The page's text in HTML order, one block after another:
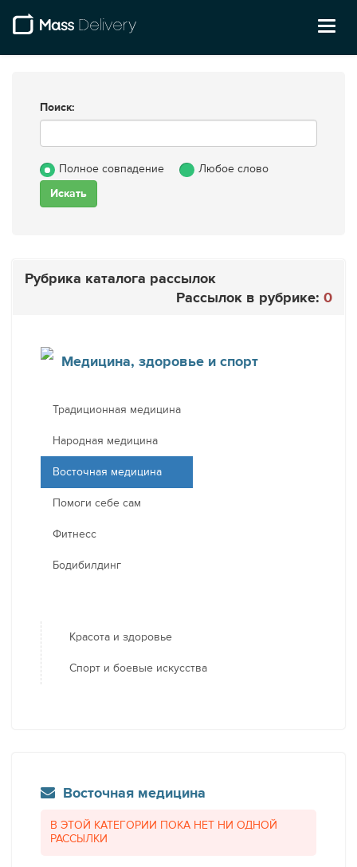
Поиск:
Полное совпадение Любое слово
Рубрика каталога рассылок
Рассылок в рубрике: 0
Медицина, здоровье и спорт
Традиционная медицина
Народная медицина
Восточная медицина
Помоги себе сам
Фитнесс
Бодибилдинг
Красота и здоровье
Спорт и боевые искусства
Восточная медицина
В ЭТОЙ КАТЕГОРИИ ПОКА НЕТ НИ ОДНОЙ
РАССЫЛКИ